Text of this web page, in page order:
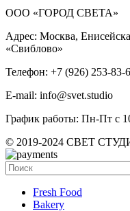
ООО «ГОРОД СВЕТА»
Адрес: Москва,
«Свиблово»
Телефон: +7 (926) 253-83-
E-mail: info@svet.studio
График работы: Пн-Пт с
© 2019-2024 СВЕТ
Fresh Food
Bakery